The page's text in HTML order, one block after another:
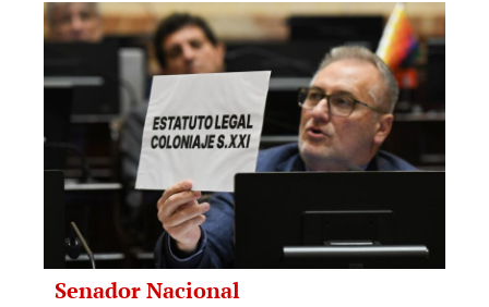
Senador Nacional